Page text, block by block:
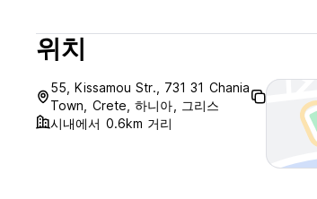
위치
55, Kissamou Str., 731 31 Chania
Town, Crete, 하니아, 그리스
시내에서 0.6km 거리